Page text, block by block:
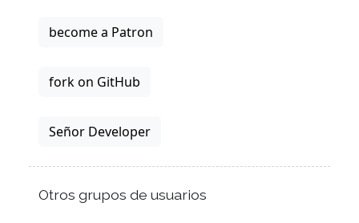
become a Patron
fork on GitHub
Señor Developer
Otros grupos de usuarios